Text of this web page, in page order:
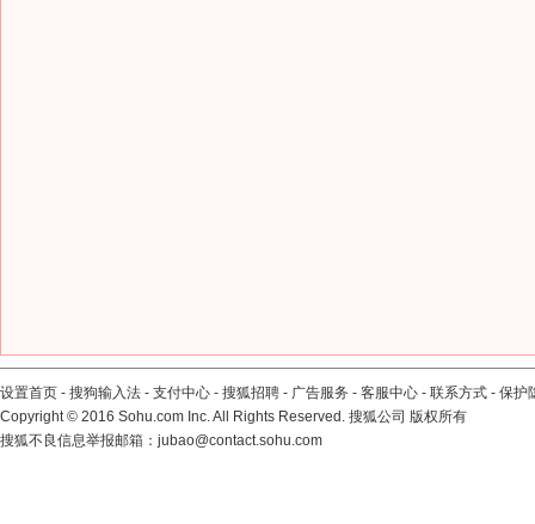
设置首页 - 搜狗输入法 - 支付中心 - 搜狐招聘 - 广告服务 - 客服中心 - 联系方式 - 保护
Copyright© 2016 Sohu.com Inc. All Rights Reserved. 搜狐公司 版权所有
搜狐不良信息举报邮箱： jubao@contact.sohu.com